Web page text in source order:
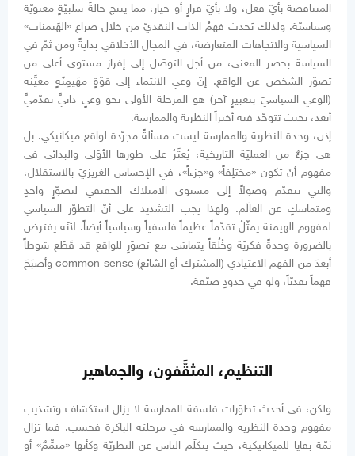
المتناقضة بأيّ فعل، ولا بأيّ قرارٍ أو خيار، مما ينتج حالةَ سلبيّةٍ معنويّة
وسياسيّة. ولذلك يَحدث فهمُ الذات النقديّ من خلال صراع «الهَيمنات»
السياسية والاتجاهات المتعارضة، في المجال الأخلاقي بدايةً ومن ثمّ في
السياسة بحصر المعنى، من أجل التوصّل إلى إفراز مستوى أعلى من
تصوّر الشخص عن الواقع. إنّ وعي الانتماء إلى قوّةٍ مهَيمِنَةٍ معيَّنة
(الوعي السياسيّ بتعبيرٍ آخر) هو المرحلة الأولى نحو وعيٍ ذاتيٍّ تقدّميٍّ
أبعد، بحيث تتوحّد فيه أخيراً النظرية والممارسة.
إذن، وحدة النظرية والممارسة ليست مسألةً مجرّدة لواقع ميكانيكي. بل
هي جزءٌ من العمليّة التاريخية، يُعثَرُ على طورها الأوّلي والبدائي في
مفهوم أنْ تكون «مختلِفاً» و«جزءاً»، في الإحساس الغريزيّ بالاستقلال،
والتي تتقدّم وصولاً إلى مستوى الامتلاك الحقيقي لتصوّرٍ واحدٍ
ومتماسكٍ عن العالَم. ولهذا يجب التشديد على أنّ التطوّر السياسي
لمفهوم الهيمنة يمثّلُ تقدّماً عظيماً فلسفياً وسياسياً أيضاً. لأنّه يفترض
بالضرورة وحدةً فكريّة وخُلُقاً يتماشى مع تصوّرٍ للواقع قد قَطَع شوطاً
أبعدَ من الفهم الاعتيادي (المشترك أو الشائع) common sense وأصبَحَ
فهماً نقديّاً، ولو في حدودٍ ضيّقة.
التنظيم، المثقَّفون، والجماهير
ولكن، في أحدث تطوّرات فلسفة الممارسة لا يزال استكشاف وتشذيب
مفهوم وحدة النظرية والممارسة في مرحلته الباكرة فحسب. فما تزال
ثمّة بقايا للميكانيكية، حيث يتكلّم الناس عن النظريّة وكأنها «متمِّمٌ» أو